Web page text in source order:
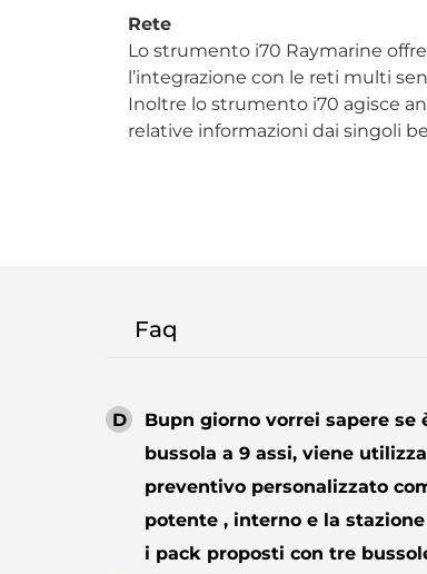
Rete
Lo strumento i70 Raymarine
l’integrazione con le reti multi
Inoltre lo strumento i70 agisce
relative informazioni dai singoli
Faq
D
Bupn giorno vorrei sapere
bussola a 9 assi, viene
preventivo personalizzato
potente , interno e la
i pack proposti con tre